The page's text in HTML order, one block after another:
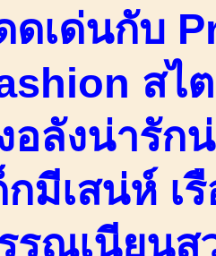
ดเด่นกับ
สไ
อลังน่ารัก
กมีเสน่ห์ เ
รณเนียนส